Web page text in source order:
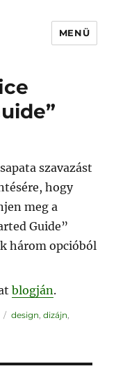
MENÜ
szavazást
hogy
meg a
Guide”
három opcióból
blogján.
Címke
design, dizájn,